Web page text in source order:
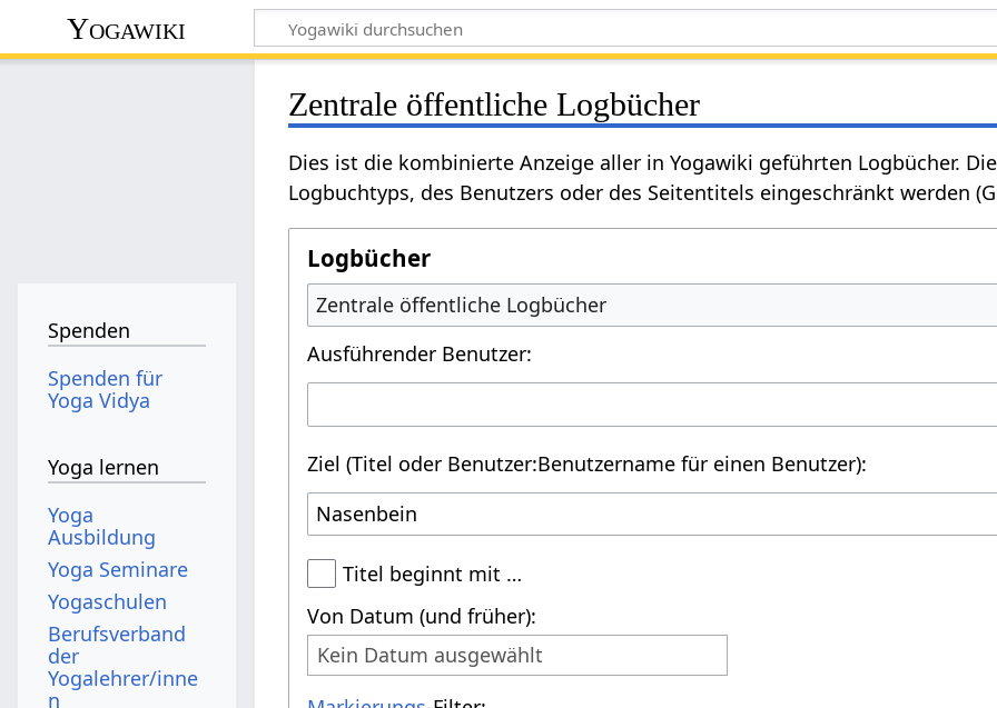
Yogawiki
Zentrale öffentliche Logbücher
Dies ist die kombinierte Anzeige aller in Yogawiki geführten Logbücher.
Logbuchtyps, des Benutzers oder des Seitentitels eingeschränkt werden
Logbücher
Zentrale öffentliche Logbücher
Ausführender Benutzer:
Ziel (Titel oder Benutzer:Benutzername für einen Benutzer):
Titel beginnt mit …
Von Datum (und früher):
Kein Datum ausgewählt
Spenden
Spenden für
Yoga Vidya
Yoga lernen
Yoga
Ausbildung
Yoga Seminare
Yogaschulen
Berufsverband
der
Yogalehrer/inne
n